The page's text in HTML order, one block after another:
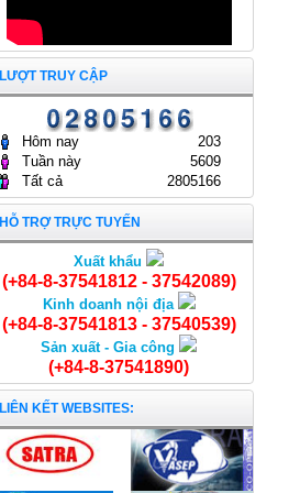
Khoai mỡ xay
GÒN.
25/04/2025
ĐẠI HỘI ĐỒNG CỔ ĐÔNG
THƯỜNG NIÊN NĂM 2024
CÔNG TY CỔ PHẦN KINH
GÒN
24/04/2024
LƯỢT TRUY CẬP
Hôm nay
203
Tuần này
5609
Tất cả
2805166
HỖ TRỢ TRỰC TUYẾN
Xuất khẩu
(+84-8-37541812 - 37542089)
Kinh doanh nội địa
(+84-8-37541813 - 37540539)
Sản xuất - Gia công
(+84-8-37541890)
LIÊN KẾT WEBSITES: